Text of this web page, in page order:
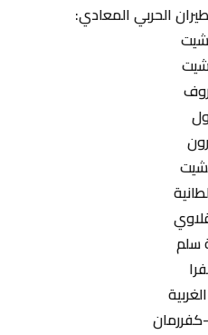
الحربي المعادي:
سلم
كفررمان